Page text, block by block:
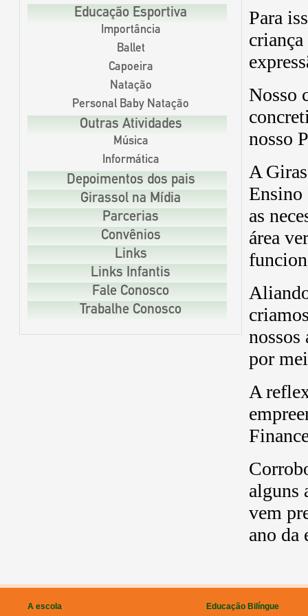
Educação Esportiva
Importância
Ballet
Capoeira
Natação
Personal Baby Natação
Outras Atividades
Música
Informática
Depoimentos dos pais
Girassol na Mídia
Parcerias
Convênios
Links
Links Infantis
Fale Conosco
Trabalhe Conosco
Para
Nosso
nosso
A
Ensino
as
área
por
A
alguns
vem
ano da
A escola Educação Bilíngue